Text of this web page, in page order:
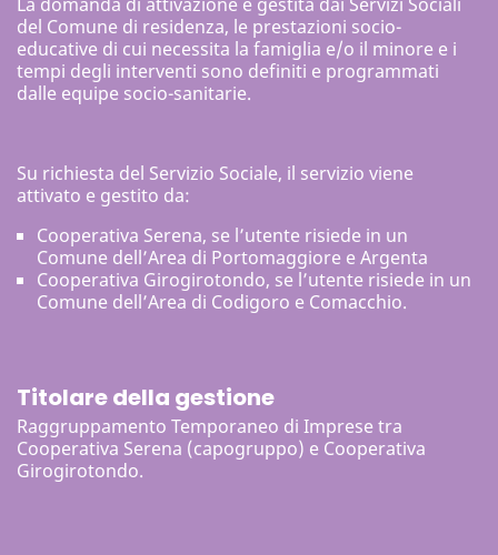
Titolare della gestione
Raggruppamento Temporaneo di Imprese tra
Cooperativa Serena (capogruppo) e Cooperativa
Girogirotondo.
del Comune di residenza, le prestazioni socio-
educative di cui necessita la famiglia e/o il minore e i
tempi degli interventi sono definiti e programmati
dalle equipe socio-sanitarie.
Su richiesta del Servizio Sociale, il servizio viene
attivato e gestito da:
Cooperativa Serena, se l’utente risiede in un
Comune dell’Area di Portomaggiore e Argenta
Cooperativa Girogirotondo, se l’utente risiede in un
Comune dell’Area di Codigoro e Comacchio.